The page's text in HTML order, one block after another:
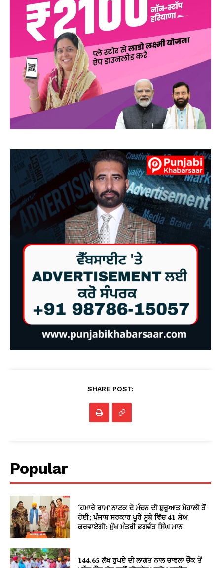
SHARE POST:
Popular
‘ਹਮਾਰੇ ਰਾਮ’ ਨਾਟਕ ਦੇ ਮੰਚਨ ਦੀ ਸ਼ੁਰੂਆਤ ਮੋਹਾਲੀ ਤੋਂ
ਹੋਈ; ਪੰਜਾਬ ਸਰਕਾਰ ਪੂਰੇ ਸੂਬੇ ਵਿੱਚ 41 ਸ਼ੋਅ
ਕਰਵਾਏਗੀ: ਮੁੱਖ ਮੰਤਰੀ ਭਗਵੰਤ ਸਿੰਘ ਮਾਨ
144.65 ਲੱਖ ਰੁਪਏ ਦੀ ਲਾਗਤ ਨਾਲ ਚਾਵਲਾ ਚੌਂਕ ਤੋਂ